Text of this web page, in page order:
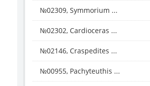
№02309, Symmorium ...
№02302, Cardioceras ...
№02146, Craspedites ...
№00955, Pachyteuthis ...